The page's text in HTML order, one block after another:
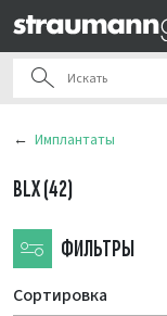
Имплантаты
ФИЛЬТРЫ
BLX(42)
Сортировка